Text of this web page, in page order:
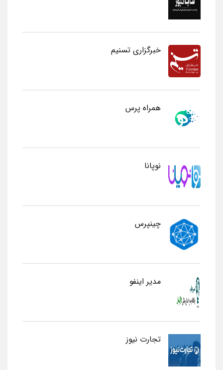
خبرگزاری تسنیم
همراه پرس
نوپانا
چینپرس
مدیر اینفو
تجارت نیوز